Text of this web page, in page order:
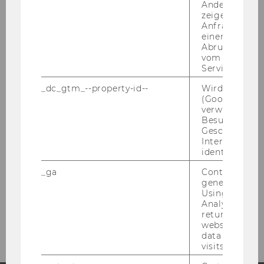
Schwerpunkt Kreisförmige Organisationen
Schwerpunkt Lunch with Impact
Schwerpunkt Organizational Resilience
Schwerpunkt Impact Investing
Schwerpunkt Social Entrepreneurship
Andere
zeigen Opt-
Anfrage im
einen Fehler
Abrufen
vom AMP
Service an.
_dc_gtm_--property-id--
Wird von
(Google Tag
verwendet,
Besucher
Geschlecht
Interessen zu
identifizieren.
_ga
Contains a
generated
Using this
Analytics can
returning
website and
data from
visits.